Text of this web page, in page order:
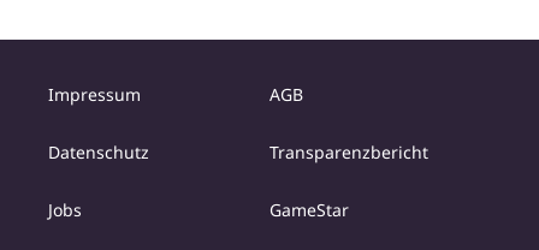
Impressum AGB
Datenschutz Transparenzbericht
Jobs GameStar